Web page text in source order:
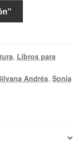
, Libros para
Andrés, Sonia